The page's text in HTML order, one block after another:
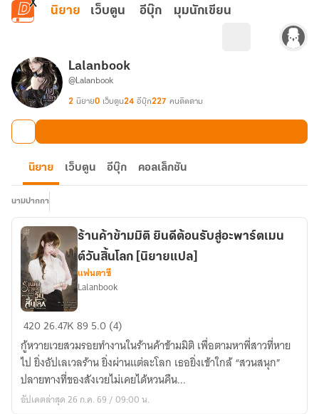
ข้ามไปยังเนื้อหาหลัก
นิยาย เว็บตูน อีบุ๊ก มุมนักเขียน
Lalanbook
@Lalanbook
2 นิยาย0 เว็บตูน24 อีบุ๊ก227 คนติดตาม
นิยาย เว็บตูน อีบุ๊ก คอลเล็กชัน
นามปากกา
ร้าน
ค้า
ข้าม
มิติ
ยินดี
ต้อน
ร้านค้าข้ามมิติ ยินดีต้อนรับสู่อะพาร์ตเมน
ต์วันสิ้นโลก [นิยายแปล]
แฟนตาซี
Lalanbook
42026.47K89 5.0 (4)
กู้หวายเวยสวมรอยทำงานในร้านค้าข้ามมิติ เพื่อตามหาพี่สาวที่หาย
ไป ยิ่งอัปเลเวลร้าน ยิ่งผ่านแต่ละโลก เธอยิ่งเข้าใกล้ “สวนสนุก”
ปลายทางที่ของสังเวยไม่เคยได้หวนคืน...
อัปเดตล่าสุด 26 ก.ค. 69 / 09:00 น.